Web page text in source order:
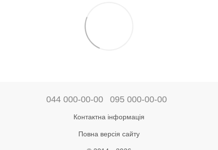
044 000-00-00 095 000-00-00
Контактна інформація
Повна версія сайту